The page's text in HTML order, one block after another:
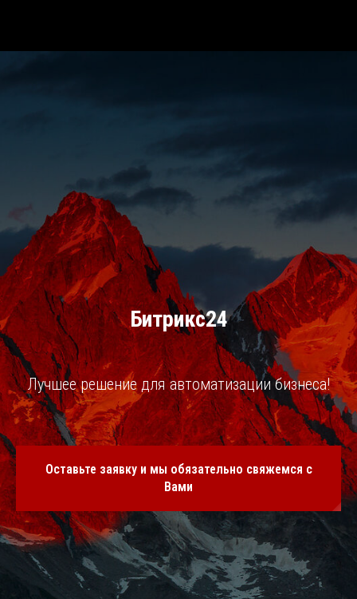
Битрикс24
Лучшее решение для автоматизации бизнеса!
Оставьте заявку и мы обязательно свяжемся с
Вами